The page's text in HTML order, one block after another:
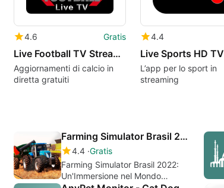
4.6 Gratis
Live Football TV Streaming HD
Aggiornamenti di calcio in
diretta gratuiti
4.4
Live Sports HD TV
L’app per lo sport in
streaming
Farming Simulator Brasil 2022
4.4 Gratis
Farming Simulator Brasil 2022:
Un'Immersione nel Mondo